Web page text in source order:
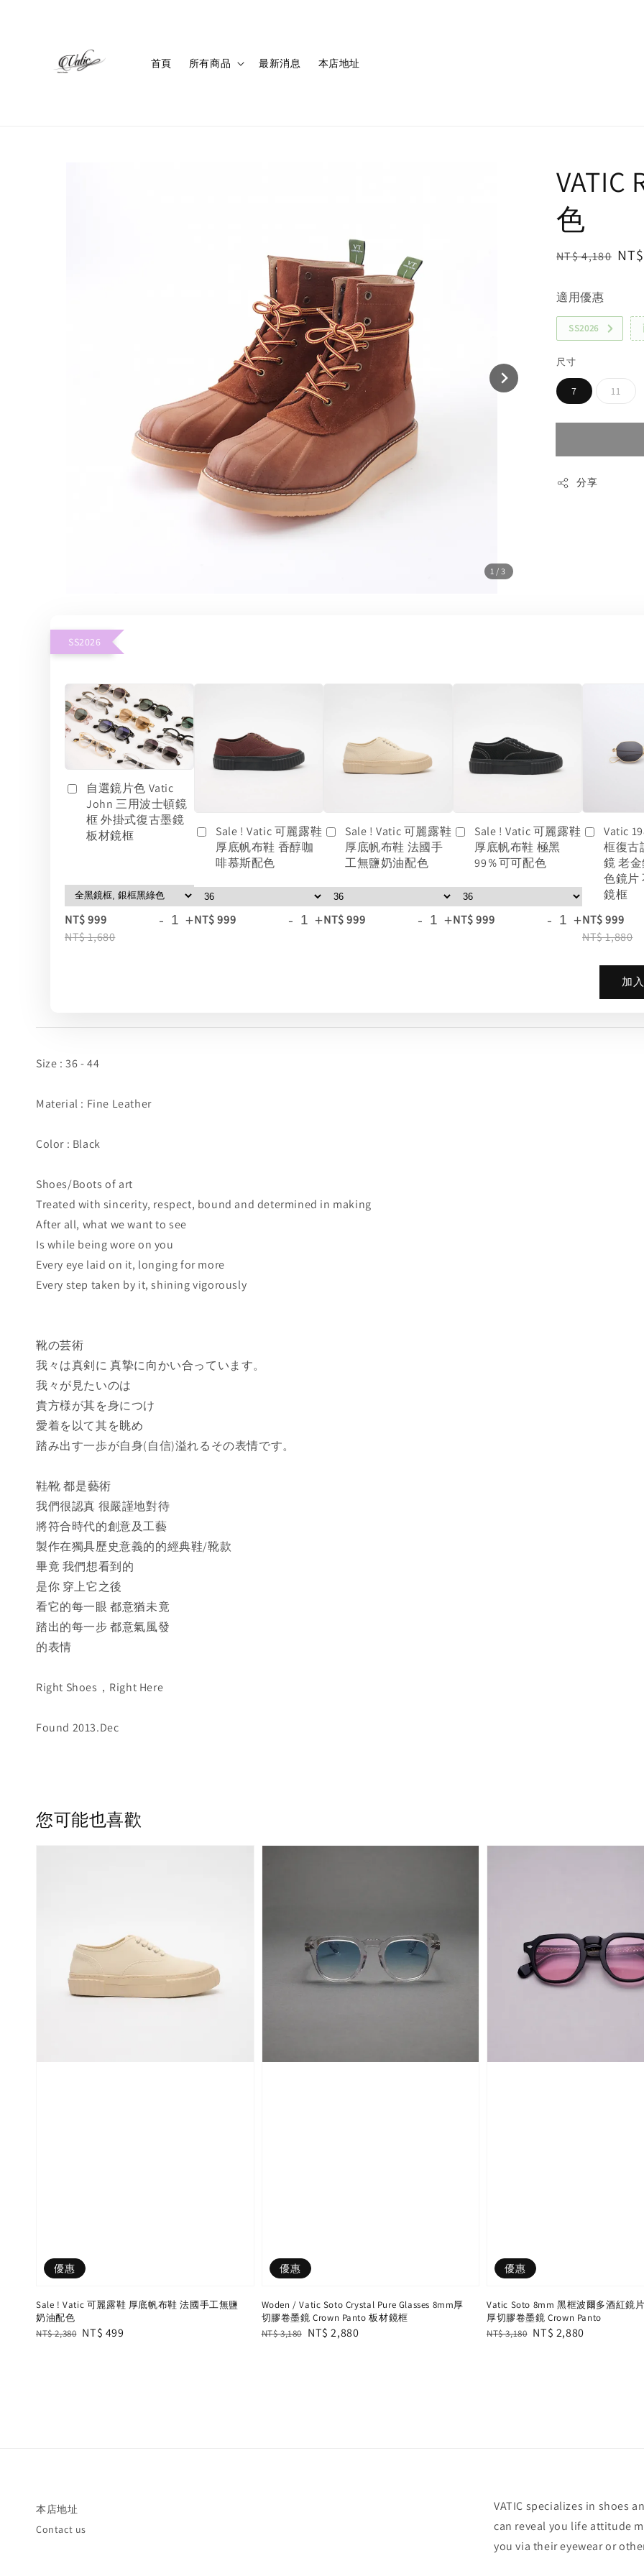
首頁 所有商品 最新消息 本店地址
1 /3
VATIC
色
Regular
NT$ 4,180
適用優惠
SS2026
尺寸
7 11
分享
SS2026
自選鏡片色 Vatic
John 三用波士頓鏡
框 外掛式復古墨鏡
板材鏡框
NT$ 999
NT$ 1,680
- +
Sale ! Vatic 可麗露鞋
厚底帆布鞋 香醇咖
啡慕斯配色
NT$ 999 - +
Sale ! Vatic 可麗露鞋
厚底帆布鞋 法國手
工無鹽奶油配色
NT$ 999 - +
Sale ! Vatic 可麗露鞋
厚底帆布鞋 極黑
99％可可配色
NT$ 999 - +
Vatic
框復古
鏡 老
色鏡片
鏡框
NT$ 999
NT$ 1,880
加
Size : 36 - 44
Material : Fine Leather
Color : Black
Shoes/Boots of art
Treated with sincerity, respect, bound and determined in making
After all, what we want to see
Is while being wore on you
Every eye laid on it, longing for more
Every step taken by it, shining vigorously
靴の芸術
我々は真剣に 真摯に向かい合っています。
我々が見たいのは
貴方様が其を身につけ
愛着を以て其を眺め
踏み出す一歩が自身(自信)溢れるその表情です。
鞋∕靴 都是藝術
我們很認真 很嚴謹地對待
將符合時代的創意及工藝
製作在獨具歷史意義的的經典鞋/靴款
畢竟 我們想看到的
是你 穿上它之後
看它的每一眼 都意猶未竟
踏出的每一步 都意氣風發
的表情
Right Shoes，Right Here
Found 2013.Dec
您可能也喜歡
優惠
Sale ! Vatic 可麗露鞋 厚底帆布鞋 法國手工無鹽
奶油配色
Regular
NT$ 2,380 Sale
NT$ 499
優惠
Woden / Vatic Soto Crystal Pure Glasses 8mm厚
切膠卷墨鏡 Crown Panto 板材鏡框
Regular
NT$ 3,180 Sale
NT$ 2,880
優惠
Vatic Soto 8mm 黑框波爾多酒紅鏡
厚切膠卷墨鏡 Crown Panto
Regular
NT$ 3,180 Sale
NT$ 2,880
本店地址
Contact us
VATIC specializes in shoes
can reveal you life attitude
you via their eyewear or